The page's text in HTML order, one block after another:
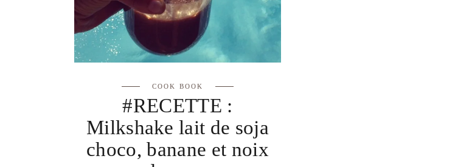
COOK BOOK
#RECETTE :
Milkshake lait de soja
choco, banane et noix